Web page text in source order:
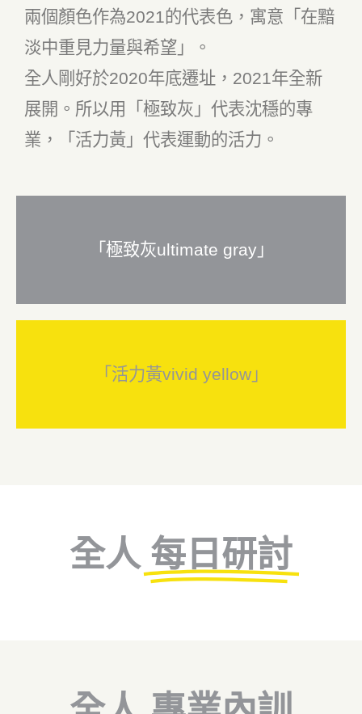
兩個顏色作為2021的代表色，寓意「在黯
淡中重見力量與希望」。
全人剛好於2020年底遷址，2021年全新
展開。所以用「極致灰」代表沈穩的專
業，「活力黃」代表運動的活力。
「極致灰ultimate gray」
「活力黃vivid yellow」
全人 每日研討